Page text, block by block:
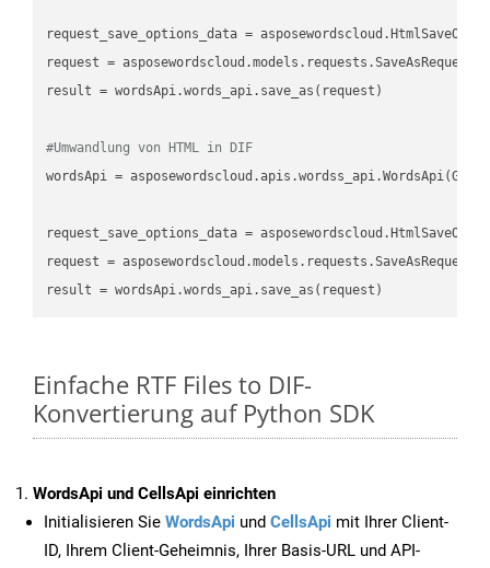
request_save_options_data =
request
result = wordsApi.words_api.save_as(request)
#Umwandlung von HTML in DIF
wordsApi =
request_save_options_data =
request
result
Einfache RTF Files to DIF-
Konvertierung auf Python SDK
WordsApi und CellsApi einrichten
Initialisieren Sie WordsApi und CellsApi mit Ihrer Client-
ID, Ihrem Client-Geheimnis, Ihrer Basis-URL und API-